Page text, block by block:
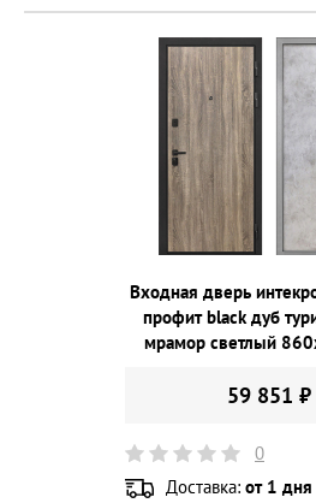
Входная дверь
профит black дуб
мрамор светлый
59 851 ₽
0
Доставка: от 1 дня